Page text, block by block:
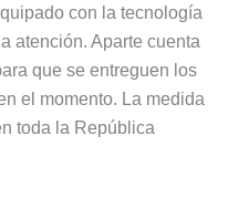
con la tecnología
atención. Aparte cuenta
que se entreguen los
el momento. La medida
toda la República